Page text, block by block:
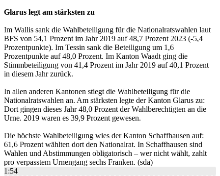
Glarus legt am stärksten zu
Im Wallis sank die Wahlbeteiligung für die Nationalratswahlen laut
BFS von 54,1 Prozent im Jahr 2019 auf 48,7 Prozent 2023 (-5,4
Prozentpunkte). Im Tessin sank die Beteiligung um 1,6
Prozentpunkte auf 48,0 Prozent. Im Kanton Waadt ging die
Stimmbeteiligung von 41,4 Prozent im Jahr 2019 auf 40,1 Prozent
in diesem Jahr zurück.
In allen anderen Kantonen stiegt die Wahlbeteiligung für die
Nationalratswahlen an. Am stärksten legte der Kanton Glarus zu:
Dort gingen dieses Jahr 48,0 Prozent der Wahlberechtigten an die
Urne. 2019 waren es 39,9 Prozent gewesen.
Die höchste Wahlbeteiligung wies der Kanton Schaffhausen auf:
61,6 Prozent wählten dort den Nationalrat. In Schaffhausen sind
Wahlen und Abstimmungen obligatorisch – wer nicht wählt, zahlt
pro verpasstem Urnengang sechs Franken. (sda)
1:54